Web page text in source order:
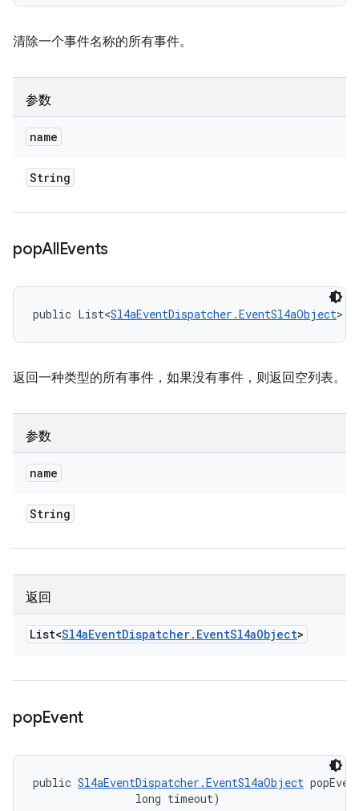
清除一个事件名称的所有事件。
参数
name
String
popAllEvents
public List<Sl4aEventDispatcher.EventSl4aObject>
返回一种类型的所有事件，如果没有事件，则返回空列表。
参数
name
String
返回
List<Sl4aEventDispatcher. EventSl4aObject>
popEvent
public Sl4aEventDispatcher.EventSl4aObject
                long timeout)